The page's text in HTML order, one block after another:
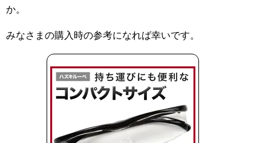
か。
みなさまの購入時の参考になれば幸いです。